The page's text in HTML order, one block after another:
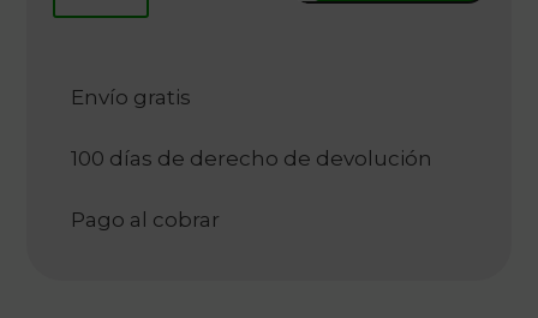
Envío gratis
100 días de derecho de devolución
Pago al cobrar